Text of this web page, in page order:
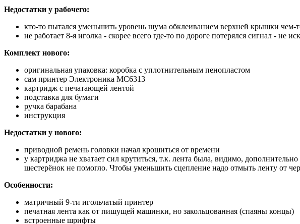
Недостатки у рабочего:
кто-то пытался уменьшить уровень шума обклеиванием верхней крышки чем-
не работает 8-я иголка - скорее всего где-то по дороге потерялся сигнал - не
Комплект нового:
оригинальная упаковка: коробка с уплотнительным пенопластом
сам принтер Электроника МС6313
картридж с печатающей лентой
подставка для бумаги
ручка барабана
инструкция
Недостатки у нового:
приводной ремень головки начал крошиться от времени
у картриджа не хватает сил крутиться, т.к. лента была, видимо,
шестерёнок не помогло. Чтобы уменьшить сцепление надо отмыть ленту от
Особенности:
матричный 9-ти игольчатый принтер
печатная лента как от пишущей машинки, но закольцованная (спаяны концы)
встроенные шрифты